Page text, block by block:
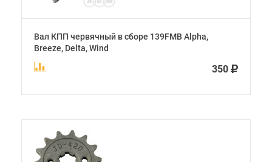
Вал КПП червячный в сборе 139FMB Alpha,
Breeze, Delta, Wind
350